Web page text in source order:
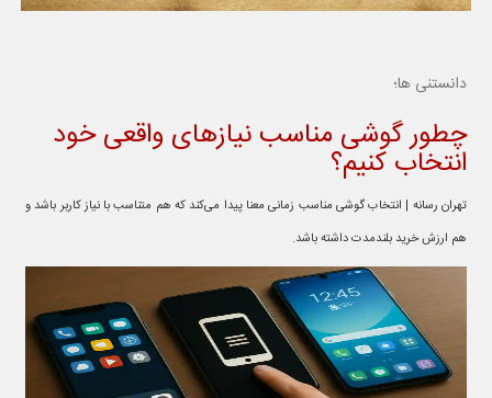
دانستنی ها؛
چطور گوشی مناسب نیازهای واقعی خود
انتخاب کنیم؟
تهران رسانه | انتخاب گوشی مناسب زمانی معنا پیدا می‌کند که هم متناسب با نیاز کاربر باشد و
هم ارزش خرید بلندمدت داشته باشد.